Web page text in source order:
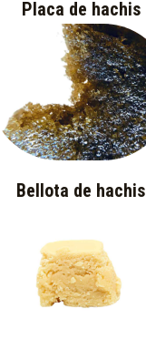
Placa de hachis
Bellota de hachis